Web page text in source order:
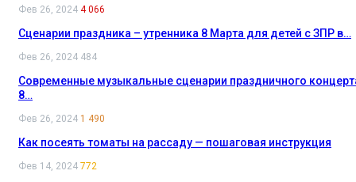
Фев 26, 2024 4 066
Сценарии праздника – утренника 8 Марта для детей с ЗПР в…
Фев 26, 2024 484
Современные музыкальные сценарии праздничного
8…
Фев 26, 2024 1 490
Как посеять томаты на рассаду — пошаговая инструкция
Фев 14, 2024 772